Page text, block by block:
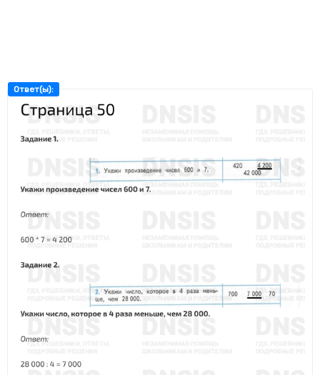
Ответ(ы):